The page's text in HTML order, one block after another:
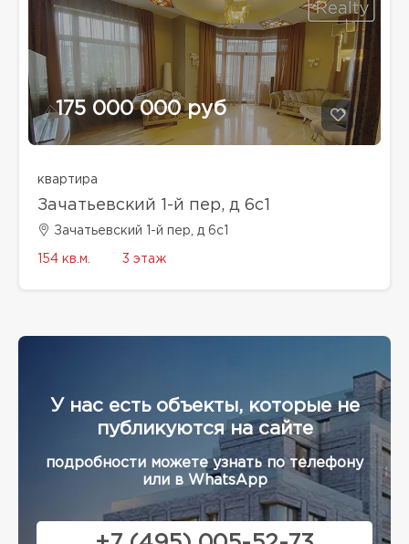
175 000 000 руб
квартира
Зачатьевский 1-й пер, д 6с1
Зачатьевский 1-й пер, д 6с1
154 кв.м. 3 этаж
У нас есть объекты, которые не
публикуются на сайте
подробности можете узнать по телефону
или в WhatsApp